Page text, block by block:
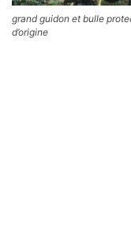
grand guidon et bulle
d’origine